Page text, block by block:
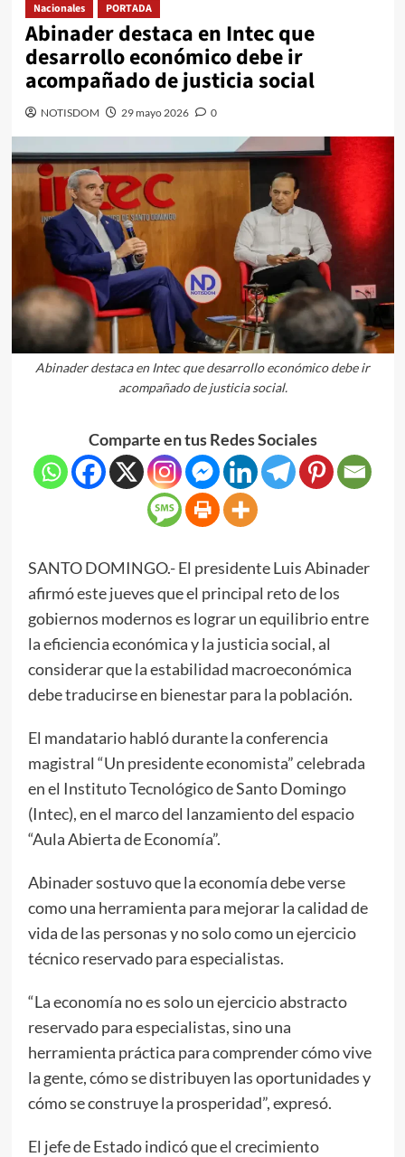
Nacionales PORTADA
Abinader destaca en Intec que
desarrollo económico debe ir
acompañado de justicia social
NOTISDOM 29 mayo 2026 0
Abinader destaca en Intec que desarrollo económico debe ir
acompañado de justicia social.
Comparte en tus Redes Sociales
SANTO DOMINGO.- El presidente Luis Abinader
afirmó este jueves que el principal reto de los
gobiernos modernos es lograr un equilibrio entre
la eficiencia económica y la justicia social, al
considerar que la estabilidad macroeconómica
debe traducirse en bienestar para la población.
El mandatario habló durante la conferencia
magistral “Un presidente economista” celebrada
en el Instituto Tecnológico de Santo Domingo
(Intec), en el marco del lanzamiento del espacio
“Aula Abierta de Economía”.
Abinader sostuvo que la economía debe verse
como una herramienta para mejorar la calidad de
vida de las personas y no solo como un ejercicio
técnico reservado para especialistas.
“La economía no es solo un ejercicio abstracto
reservado para especialistas, sino una
herramienta práctica para comprender cómo vive
la gente, cómo se distribuyen las oportunidades y
cómo se construye la prosperidad”, expresó.
El jefe de Estado indicó que el crecimiento